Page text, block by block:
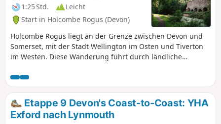
Es besteht die Möglichkeit, die
Wanderung an einem kleinen Parkplatz
zu beginnen, siehe „Praktische
Informationen”.
1:25 Std.
Leicht
Start in Holcombe Rogus (Devon)
Holcombe Rogus liegt an der Grenze zwischen Devon und
Somerset, mit der Stadt Wellington im Osten und Tiverton
im Westen. Diese Wanderung führt durch ländliche
Western Canal und die Blackdown Hills im Süden gehören.
Etappe 9 Devon's Coast-to-Coast: YHA
Exford nach Lynmouth